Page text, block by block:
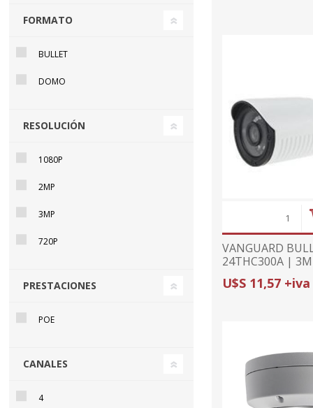
VANGUARD
24THC300A |
20m
U$S 11,57 +iva
FORMATO
BULLET
DOMO
RESOLUCIÓN
1080P
2MP
3MP
720P
PRESTACIONES
POE
CANALES
4